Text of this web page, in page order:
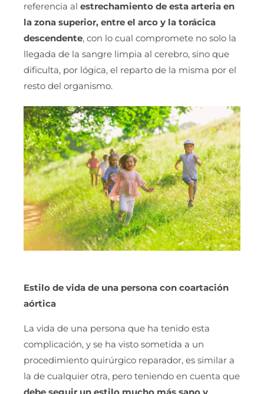
referencia al estrechamiento de esta arteria en
la zona superior, entre el arco y la torácica
descendente, con lo cual compromete no solo la
llegada de la sangre limpia al cerebro, sino que
dificulta, por lógica, el reparto de la misma por el
resto del organismo.
Estilo de vida de una persona con coartación
aórtica
La vida de una persona que ha tenido esta
complicación, y se ha visto sometida a un
procedimiento quirúrgico reparador, es similar a
la de cualquier otra, pero teniendo en cuenta que